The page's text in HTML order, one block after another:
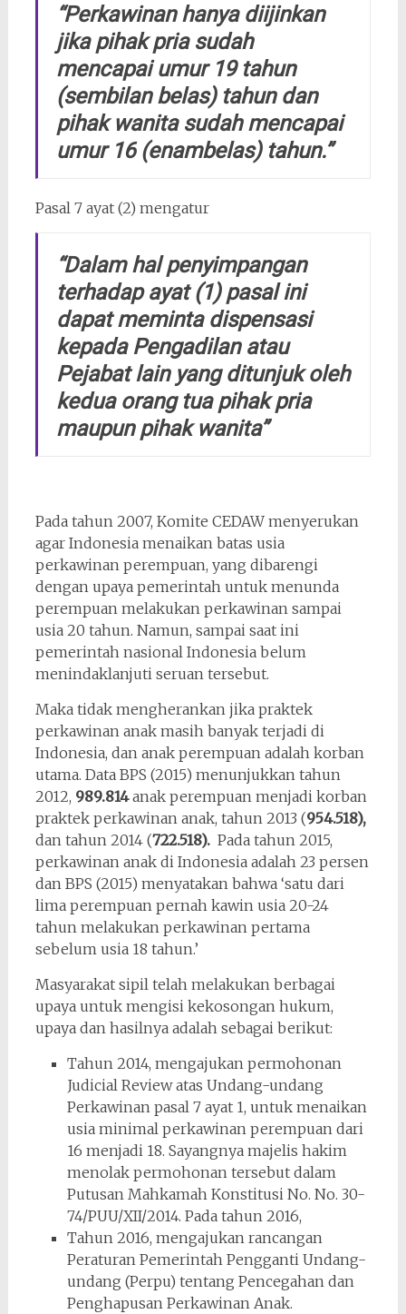
“Perkawinan hanya diijinkan
jika pihak pria sudah
mencapai umur 19 tahun
(sembilan belas) tahun dan
pihak wanita sudah mencapai
umur 16 (enambelas) tahun.”
Pasal 7 ayat (2) mengatur
“Dalam hal penyimpangan
terhadap ayat (1) pasal ini
dapat meminta dispensasi
kepada Pengadilan atau
Pejabat lain yang ditunjuk oleh
kedua orang tua pihak pria
maupun pihak wanita”
Pada tahun 2007, Komite CEDAW menyerukan
agar Indonesia menaikan batas usia
perkawinan perempuan, yang dibarengi
dengan upaya pemerintah untuk menunda
perempuan melakukan perkawinan sampai
usia 20 tahun. Namun, sampai saat ini
pemerintah nasional Indonesia belum
menindaklanjuti seruan tersebut.
Maka tidak mengherankan jika praktek
perkawinan anak masih banyak terjadi di
Indonesia, dan anak perempuan adalah korban
utama. Data BPS (2015) menunjukkan tahun
2012, 989.814anak perempuan menjadi korban
praktek perkawinan anak, tahun 2013 (954.518),
dan tahun 2014 (722.518).Pada tahun 2015,
perkawinan anak di Indonesia adalah 23 persen
dan BPS (2015) menyatakan bahwa ‘satu dari
lima perempuan pernah kawin usia 20-24
tahun melakukan perkawinan pertama
sebelum usia 18 tahun.’
Masyarakat sipil telah melakukan berbagai
upaya untuk mengisi kekosongan hukum,
upaya dan hasilnya adalah sebagai berikut:
Tahun 2014, mengajukan permohonan
Judicial Review atas Undang-undang
Perkawinan pasal 7 ayat 1, untuk menaikan
usia minimal perkawinan perempuan dari
16 menjadi 18. Sayangnya majelis hakim
menolak permohonan tersebut dalam
Putusan Mahkamah Konstitusi No. No. 30-
74/PUU/XII/2014. Pada tahun 2016,
Tahun 2016, mengajukan rancangan
Peraturan Pemerintah Pengganti Undang-
undang (Perpu) tentang Pencegahan dan
Penghapusan Perkawinan Anak.